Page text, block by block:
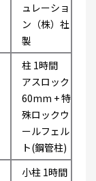
ュレーショ
ン（株）社
製
柱 1時間
アスロック
60mm + 特
殊ロックウ
ールフェル
ト(鋼管柱)
小柱 1時間